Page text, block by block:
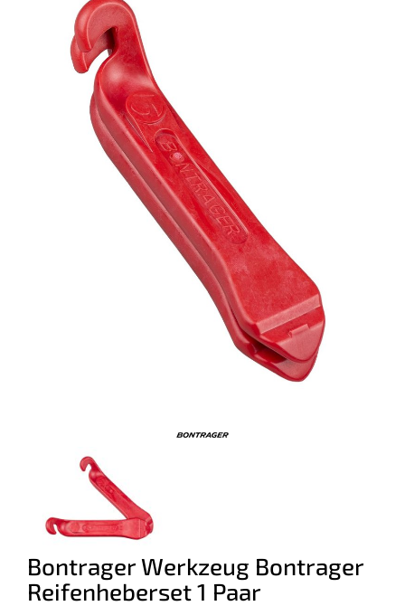
Bontrager Werkzeug Bontrager
Reifenheberset 1 Paar